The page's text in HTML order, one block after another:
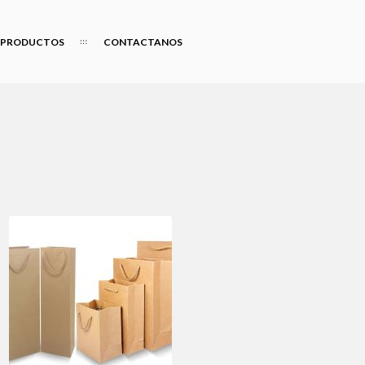
PRODUCTOS CONTACTANOS